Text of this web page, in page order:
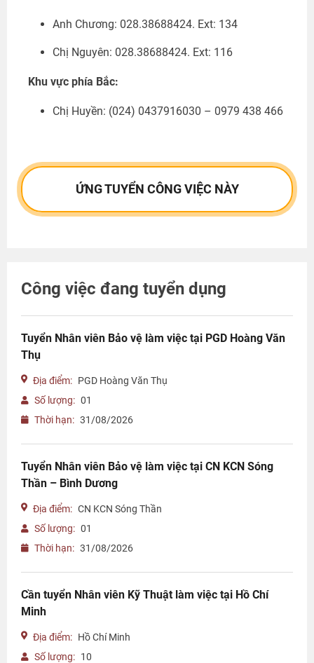
Anh Chương: 028.38688424. Ext: 134
Chị Nguyên: 028.38688424. Ext: 116
Khu vực phía Bắc:
Chị Huyền: (024) 0437916030 – 0979 438 466
ỨNG TUYỂN CÔNG VIỆC NÀY
Công việc đang tuyển dụng
Tuyển Nhân viên Bảo vệ làm việc tại PGD Hoàng Văn
Thụ
Địa điểm: PGD Hoàng Văn Thụ
Số lượng: 01
Thời hạn: 31/08/2026
Tuyển Nhân viên Bảo vệ làm việc tại CN KCN Sóng
Thần – Bình Dương
Địa điểm: CN KCN Sóng Thần
Số lượng: 01
Thời hạn: 31/08/2026
Cần tuyển Nhân viên Kỹ Thuật làm việc tại Hồ Chí
Minh
Địa điểm: Hồ Chí Minh
Số lượng: 10